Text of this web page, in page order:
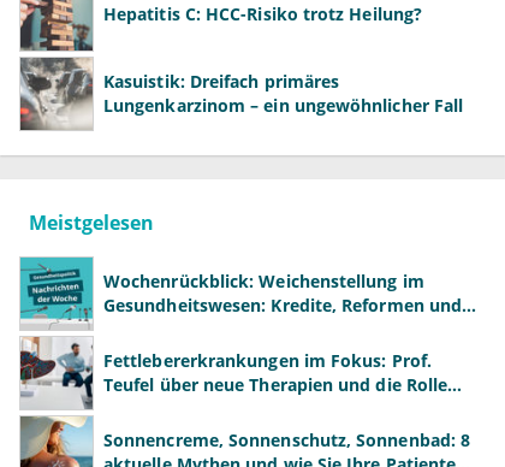
Hepatitis C: HCC-Risiko trotz Heilung?
Kasuistik: Dreifach primäres
Lungenkarzinom – ein ungewöhnlicher Fall
Meistgelesen
Wochenrückblick: Weichenstellung im
Gesundheitswesen: Kredite, Reformen und
Fettlebererkrankungen im Fokus: Prof.
Teufel über neue Therapien und die Rolle
Sonnencreme, Sonnenschutz, Sonnenbad: 8